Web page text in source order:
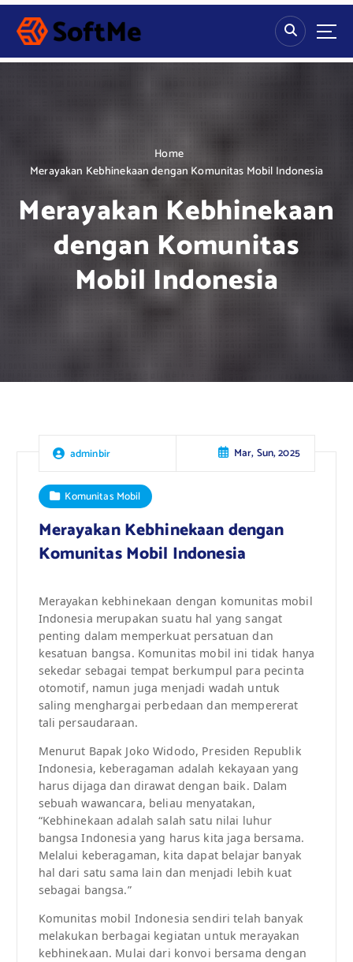
S
p
Home
Merayakan Kebhinekaan dengan Komunitas Mobil Indonesia
Merayakan Kebhinekaan
dengan Komunitas
Mobil Indonesia
adminbir Mar, Sun, 2025
Komunitas Mobil
Merayakan Kebhinekaan dengan
Komunitas Mobil Indonesia
Merayakan kebhinekaan dengan komunitas mobil
Indonesia merupakan suatu hal yang sangat
penting dalam memperkuat persatuan dan
kesatuan bangsa. Komunitas mobil ini tidak hanya
sekedar sebagai tempat berkumpul para pecinta
otomotif, namun juga menjadi wadah untuk
saling menghargai perbedaan dan mempererat
tali persaudaraan.
Menurut Bapak Joko Widodo, Presiden Republik
Indonesia, keberagaman adalah kekayaan yang
harus dijaga dan dirawat dengan baik. Dalam
sebuah wawancara, beliau menyatakan,
“Kebhinekaan adalah salah satu nilai luhur
bangsa Indonesia yang harus kita jaga bersama.
Melalui keberagaman, kita dapat belajar banyak
hal dari satu sama lain dan menjadi lebih kuat
sebagai bangsa.”
Komunitas mobil Indonesia sendiri telah banyak
melakukan berbagai kegiatan untuk merayakan
kebhinekaan. Mulai dari konvoi bersama dengan